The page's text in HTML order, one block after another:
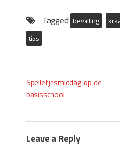
Tagged bevalling
tips
Spelletjesmiddag op de
basisschool
Leave a Reply